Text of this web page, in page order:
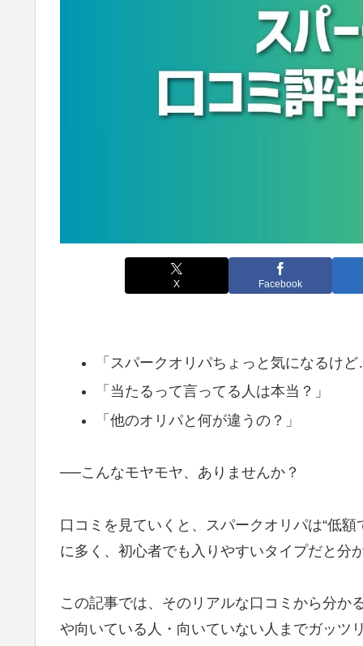
X Facebook
「スパークオリパちょっと気になるけ
「当たるって言ってる人は本当？」
「他のオリパと何が違うの？」
──こんなモヤモヤ、ありませんか？
口コミを見ていくと、スパークオリパは“低
に多く、初心者でも入りやすいタイプだと分
この記事では、そのリアルな口コミから分か
や向いている人・向いていない人までガッツ